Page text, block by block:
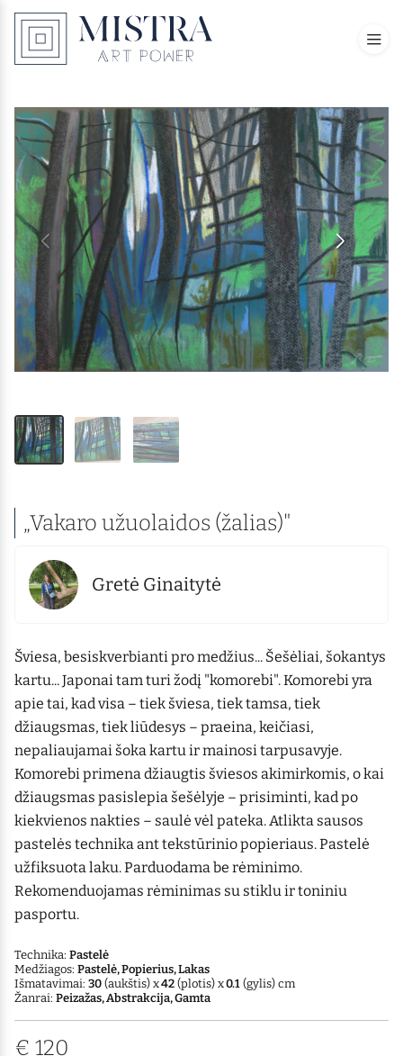
„Vakaro užuolaidos (žalias)"
Gretė Ginaitytė
Šviesa, besiskverbianti pro medžius... Šešėliai, šokantys
kartu... Japonai tam turi žodį "komorebi". Komorebi yra
apie tai, kad visa – tiek šviesa, tiek tamsa, tiek
džiaugsmas, tiek liūdesys – praeina, keičiasi,
nepaliaujamai šoka kartu ir mainosi tarpusavyje.
Komorebi primena džiaugtis šviesos akimirkomis, o kai
džiaugsmas pasislepia šešėlyje – prisiminti, kad po
kiekvienos nakties – saulė vėl pateka. Atlikta sausos
pastelės technika ant tekstūrinio popieriaus. Pastelė
užfiksuota laku. Parduodama be rėminimo.
Rekomenduojamas rėminimas su stiklu ir toniniu
pasportu.
Technika: Pastelė
Medžiagos: Pastelė, Popierius, Lakas
Išmatavimai: 30 (aukštis) x42 (plotis) x0.1 (gylis) cm
Žanrai: Peizažas, Abstrakcija, Gamta
€ 120